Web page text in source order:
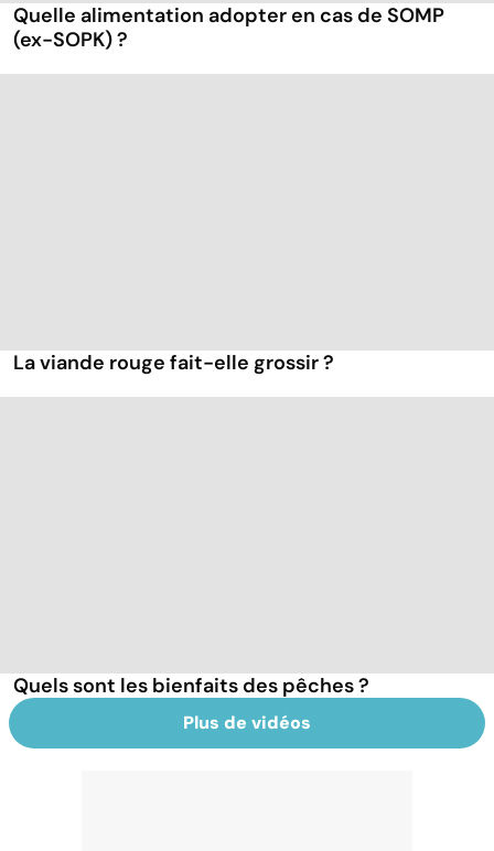
Quelle alimentation adopter en cas de SOMP
(ex-SOPK) ?
La viande rouge fait-elle grossir ?
Quels sont les bienfaits des pêches ?
Plus de vidéos